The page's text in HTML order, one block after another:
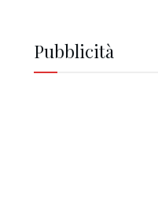
Pubblicità